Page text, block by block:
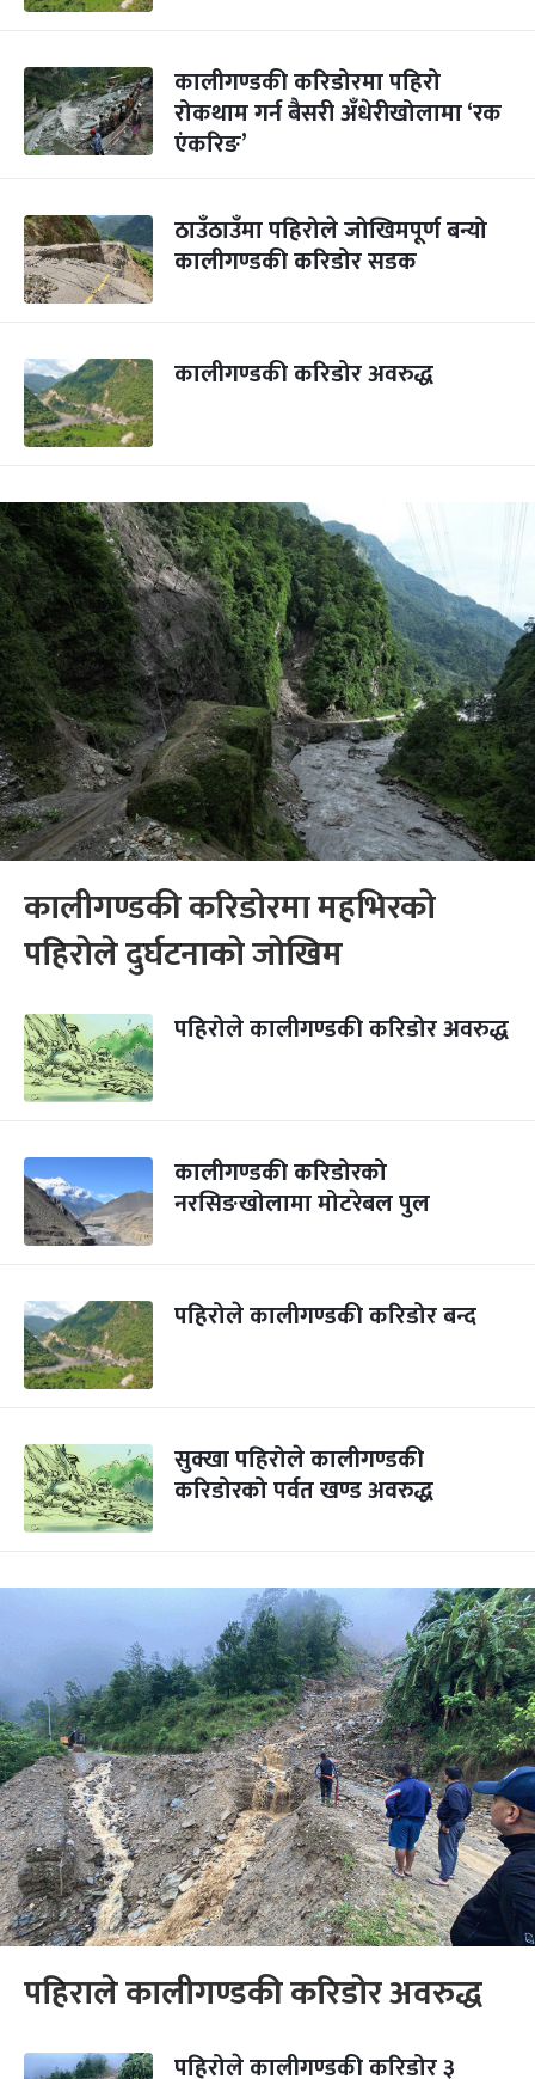
कालीगण्डकी करिडोरमा पहिरो
रोकथाम गर्न बैसरी अँधेरीखोलामा ‘रक
एंकरिङ’
ठाउँठाउँमा पहिरोले जोखिमपूर्ण बन्यो
कालीगण्डकी करिडोर सडक
कालीगण्डकी करिडोर अवरुद्ध
कालीगण्डकी करिडोरमा महभिरको
पहिरोले दुर्घटनाको जोखिम
पहिरोले कालीगण्डकी करिडोर अवरुद्ध
कालीगण्डकी करिडोरको
नरसिङखोलामा मोटरेबल पुल
पहिरोले कालीगण्डकी करिडोर बन्द
सुक्खा पहिरोले कालीगण्डकी
करिडोरको पर्वत खण्ड अवरुद्ध
पहिराले कालीगण्डकी करिडोर अवरुद्ध
पहिरोले कालीगण्डकी करिडोर ३